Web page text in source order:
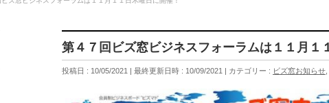
第４７回ビズ窓ビジネスフォーラムは１１月１
投稿日 : 10/05/2021 最終更新日時 : 10/09/2021 カテゴリー : ビズ窓お知らせ